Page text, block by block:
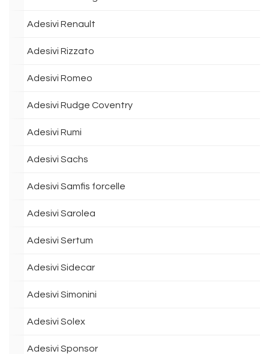
Adesivi Renault
Adesivi Rizzato
Adesivi Romeo
Adesivi Rudge Coventry
Adesivi Rumi
Adesivi Sachs
Adesivi Samfis forcelle
Adesivi Sarolea
Adesivi Sertum
Adesivi Sidecar
Adesivi Simonini
Adesivi Solex
Adesivi Sponsor